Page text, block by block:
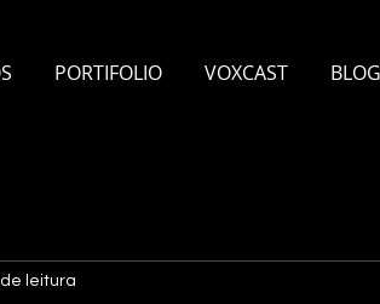
PORTIFOLIO VOXCAST BLOG
de leitura